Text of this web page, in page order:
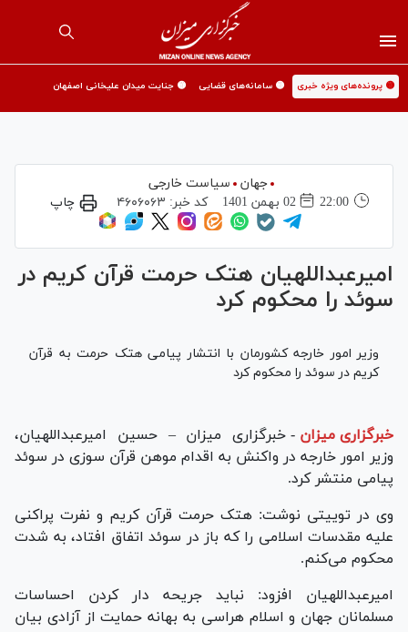
🟡 پرونده‌های ویژه خبری 🟡 سامانه‌های قضایی 🟡 جنایت میدان علیخانی اصفهان
جهان
سیاست خارجی
22:00
02 بهمن 1401 کد خبر: ۴۶۰۶۰۶۳ چاپ
امیرعبداللهیان هتک حرمت قرآن کریم در
سوئد را محکوم کرد
وزیر امور خارجه کشورمان با انتشار پیامی هتک حرمت به قرآن
کریم در سوئد را محکوم کرد
خبرگزاری میزان - خبرگزاری میزان – حسین امیرعبداللهیان،
وزیر امور خارجه در واکنش به اقدام موهن قرآن سوزی در سوئد
پیامی منتشر کرد.
وی در توییتی نوشت: هتک حرمت قرآن کریم و نفرت پراکنی
علیه مقدسات اسلامی را که باز در سوئد اتفاق افتاد، به شدت
محکوم می‌کنم.
امیرعبداللهیان افزود: نباید جریحه دار کردن احساسات
مسلمانان جهان و اسلام هراسی به بهانه حمایت از آزادی بیان